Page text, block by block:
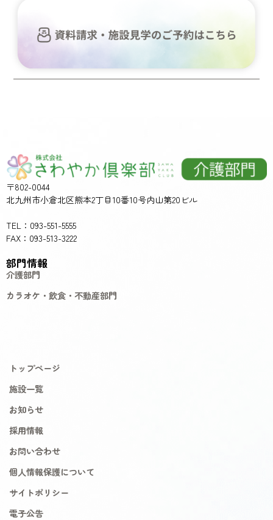
〒802-0044
北九州市小倉北区熊本2丁目10番10号内山第20ビル
TEL：093-551-5555
FAX：093-513-3222
部門情報
介護部門
カラオケ・飲食・不動産部門
トップページ
施設一覧
お知らせ
採用情報
お問い合わせ
個人情報保護について
サイトポリシー
電子公告